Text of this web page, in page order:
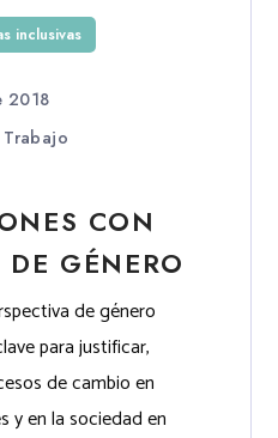
inclusivas
2018
CON
DE GÉNERO
de género
para justificar,
de cambio en
y en la sociedad en